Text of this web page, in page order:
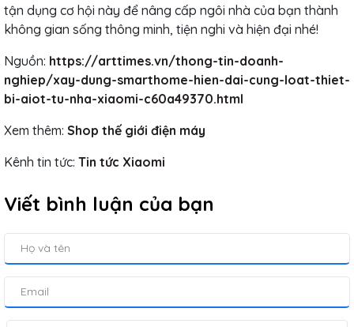
tận dụng cơ hội này để nâng cấp ngôi nhà của bạn thành
không gian sống thông minh, tiện nghi và hiện đại nhé!
Nguồn: https://arttimes.vn/thong-tin-doanh-
nghiep/xay-dung-smarthome-hien-dai-cung-loat-thiet-
bi-aiot-tu-nha-xiaomi-c60a49370.html
Xem thêm: Shop thế giới điện máy
Kênh tin tức: Tin tức Xiaomi
Viết bình luận của bạn